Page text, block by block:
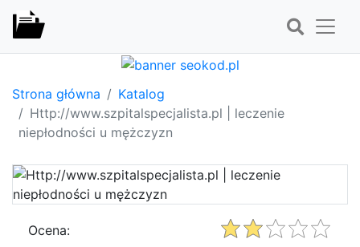
Strona główna
Katalog
Http://www.szpitalspecjalista.pl | leczenie
niepłodności u mężczyzn
Ocena: